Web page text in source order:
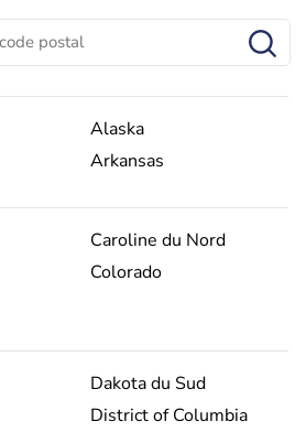
Alaska
Arkansas
Caroline du Nord
Colorado
Dakota du Sud
District of Columbia